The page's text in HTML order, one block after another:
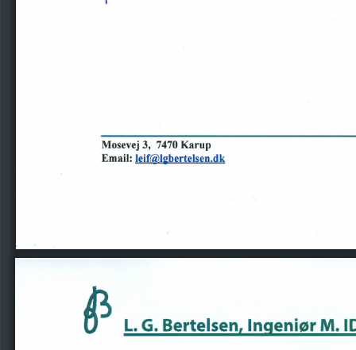
Mosevej 3, 7470 Karup
Email: leif@lgbertelsen.dk
L.   G.Bertelsen, Ingeniør